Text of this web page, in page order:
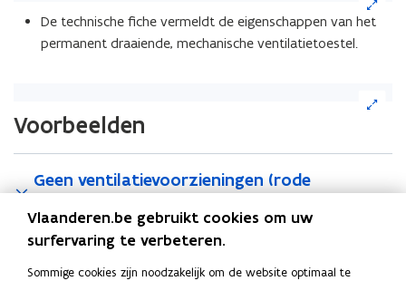
afbeelding
weergave)
de
afbeelding
een
weergave)
De technische fiche vermeldt de eigenschappen van het
permanent draaiende, mechanische ventilatietoestel.
Voorbeelden
Geen ventilatievoorzieningen (rode
Onvoldoende ventilatievoorzieningen (oranje
Vlaanderen.be gebruikt cookies om uw
surfervaring te verbeteren.
Sommige cookies zijn noodzakelijk om de website optimaal te